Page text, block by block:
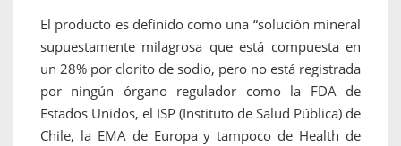
El producto es definido como una “solución mineral
supuestamente milagrosa que está compuesta en
un 28% por clorito de sodio, pero no está registrada
por ningún órgano regulador como la FDA de
Estados Unidos, el ISP (Instituto de Salud Pública) de
Chile, la EMA de Europa y tampoco de Health de